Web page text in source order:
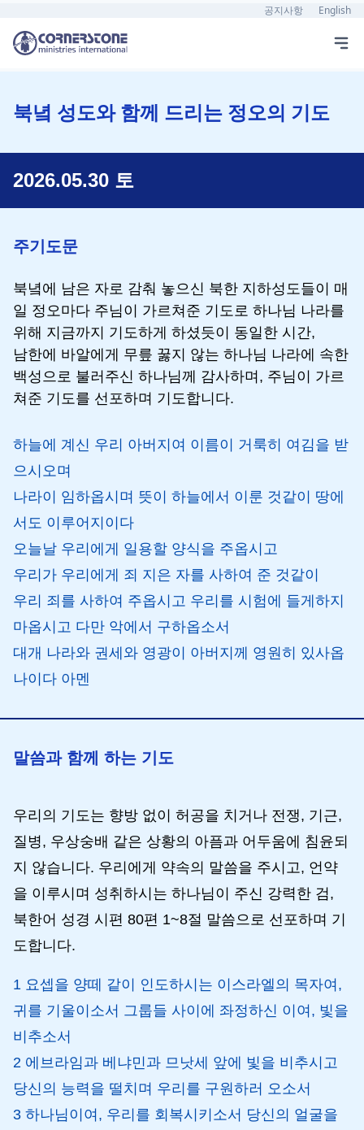
공지사항 English
북녘 성도와 함께 드리는 정오의 기도
2026.05.30 토
주기도문
북녘에 남은 자로 감춰 놓으신 북한 지하성도들이 매
일 정오마다 주님이 가르쳐준 기도로 하나님 나라를
위해 지금까지 기도하게 하셨듯이 동일한 시간,
남한에 바알에게 무릎 꿇지 않는 하나님 나라에 속한
백성으로 불러주신 하나님께 감사하며, 주님이 가르
쳐준 기도를 선포하며 기도합니다.
하늘에 계신 우리 아버지여 이름이 거룩히 여김을 받
으시오며
나라이 임하옵시며 뜻이 하늘에서 이룬 것같이 땅에
서도 이루어지이다
오늘날 우리에게 일용할 양식을 주옵시고
우리가 우리에게 죄 지은 자를 사하여 준 것같이
우리 죄를 사하여 주옵시고 우리를 시험에 들게하지
마옵시고 다만 악에서 구하옵소서
대개 나라와 권세와 영광이 아버지께 영원히 있사옵
나이다 아멘
말씀과 함께 하는 기도
우리의 기도는 향방 없이 허공을 치거나 전쟁, 기근,
질병, 우상숭배 같은 상황의 아픔과 어두움에 침윤되
지 않습니다. 우리에게 약속의 말씀을 주시고, 언약
을 이루시며 성취하시는 하나님이 주신 강력한 검,
북한어 성경 시편 80편 1~8절 말씀으로 선포하며 기
도합니다.
1 요셉을 양떼 같이 인도하시는 이스라엘의 목자여,
귀를 기울이소서 그룹들 사이에 좌정하신 이여, 빛을
비추소서
2 에브라임과 베냐민과 므낫세 앞에 빛을 비추시고
당신의 능력을 떨치며 우리를 구원하러 오소서
3 하나님이여, 우리를 회복시키소서 당신의 얼굴을